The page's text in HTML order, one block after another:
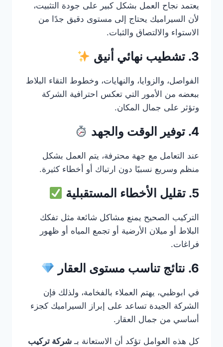
يعتمد نجاح العمل بشكل كبير على جودة التثبيت،
لأن السيراميك يحتاج إلى مستوى دقيق جدًا من
الاستواء والالتصاق والثبات.
3. تشطيب نهائي أنيق
الفواصل، والزوايا، والنهايات، وخطوط التقاء البلاط
ببعضه من الأمور التي تعكس احترافية الشركة
وتؤثر على جمال المكان.
4. توفير الوقت والجهد
عند التعامل مع جهة محترفة، يتم العمل بشكل
منظم وسريع نسبيًا دون ارتباك أو أخطاء كثيرة.
5. تقليل الأخطاء المستقبلية
التركيب الصحيح يمنع مشاكل شائعة مثل تفكك
البلاط أو ميلان الأرضية أو تجمع المياه أو ظهور
فراغات.
6. نتائج تناسب مستوى العقار
في ابوظبي، يهتم العملاء بالفخامة، ولذلك فإن
الشركة الجيدة تساعد على إبراز السيراميك كجزء
أساسي من جمال العقار.
كل هذه العوامل تؤكد أن الاستعانة بـ شركة تركيب